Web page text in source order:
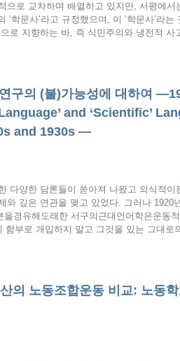
으로 교차하며 배열하고 있지만, 서평에
학문사’라고 규정했으며, 이 ‘학문사’라
로 지향하는 바, 즉 식민주의와 냉전적 사
연구의 (불)가능성에 대하여
and ‘Scientific’
and 1930s —
다양한 담론들이 쏟아져 나왔고 의식적
와 깊은 연관을 맺고 있었다. 그러나 1920
경유해도래한 서구의근대언어학은운동
함부로 개입하지 말고 그것을 있는 그대로
의 노동조합운동 비교: 노동